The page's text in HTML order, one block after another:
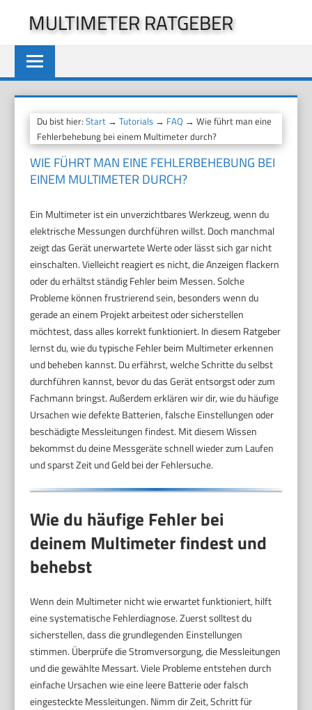
springen
MULTIMETER RATGEBER
Du bist hier:Start →Tutorials → FAQ → Wie führt man eine
Fehlerbehebung bei einem Multimeter durch?
WIE FÜHRT MAN EINE FEHLERBEHEBUNG BEI
EINEM MULTIMETER DURCH?
Ein Multimeter ist ein unverzichtbares Werkzeug, wenn du
elektrische Messungen durchführen willst. Doch manchmal
zeigt das Gerät unerwartete Werte oder lässt sich gar nicht
einschalten. Vielleicht reagiert es nicht, die Anzeigen flackern
oder du erhältst ständig Fehler beim Messen. Solche
Probleme können frustrierend sein, besonders wenn du
gerade an einem Projekt arbeitest oder sicherstellen
möchtest, dass alles korrekt funktioniert. In diesem Ratgeber
lernst du, wie du typische Fehler beim Multimeter erkennen
und beheben kannst. Du erfährst, welche Schritte du selbst
durchführen kannst, bevor du das Gerät entsorgst oder zum
Fachmann bringst. Außerdem erklären wir dir, wie du häufige
Ursachen wie defekte Batterien, falsche Einstellungen oder
beschädigte Messleitungen findest. Mit diesem Wissen
bekommst du deine Messgeräte schnell wieder zum Laufen
und sparst Zeit und Geld bei der Fehlersuche.
Wie du häufige Fehler bei
deinem Multimeter findest und
behebst
Wenn dein Multimeter nicht wie erwartet funktioniert, hilft
eine systematische Fehlerdiagnose. Zuerst solltest du
sicherstellen, dass die grundlegenden Einstellungen
stimmen. Überprüfe die Stromversorgung, die Messleitungen
und die gewählte Messart. Viele Probleme entstehen durch
einfache Ursachen wie eine leere Batterie oder falsch
eingesteckte Messleitungen. Nimm dir Zeit, Schritt für